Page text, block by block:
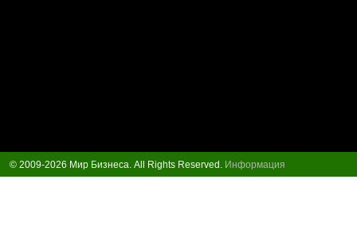
© 2009-2026 Мир Бизнеса. All Rights Reserved. Информация